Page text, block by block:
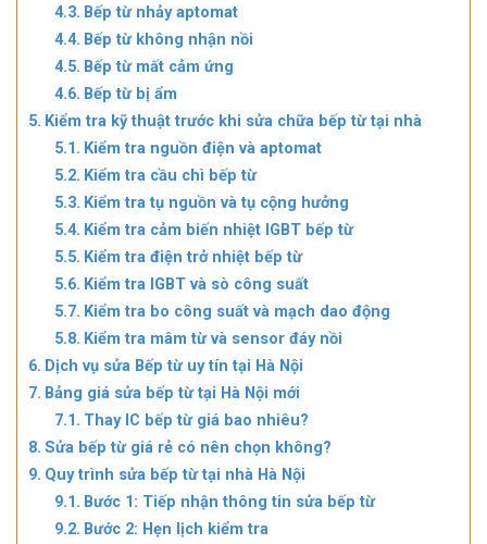
Bếp từ nhảy aptomat
Bếp từ không nhận nồi
Bếp từ mất cảm ứng
Bếp từ bị ẩm
Kiểm tra kỹ thuật trước khi sửa chữa bếp từ tại nhà
Kiểm tra nguồn điện và aptomat
Kiểm tra cầu chì bếp từ
Kiểm tra tụ nguồn và tụ cộng hưởng
Kiểm tra cảm biến nhiệt IGBT bếp từ
Kiểm tra điện trở nhiệt bếp từ
Kiểm tra IGBT và sò công suất
Kiểm tra bo công suất và mạch dao động
Kiểm tra mâm từ và sensor đáy nồi
Dịch vụ sửa Bếp từ uy tín tại Hà Nội
Bảng giá sửa bếp từ tại Hà Nội mới
Thay IC bếp từ giá bao nhiêu?
Sửa bếp từ giá rẻ có nên chọn không?
Quy trình sửa bếp từ tại nhà Hà Nội
Bước 1: Tiếp nhận thông tin sửa bếp từ
Bước 2: Hẹn lịch kiểm tra